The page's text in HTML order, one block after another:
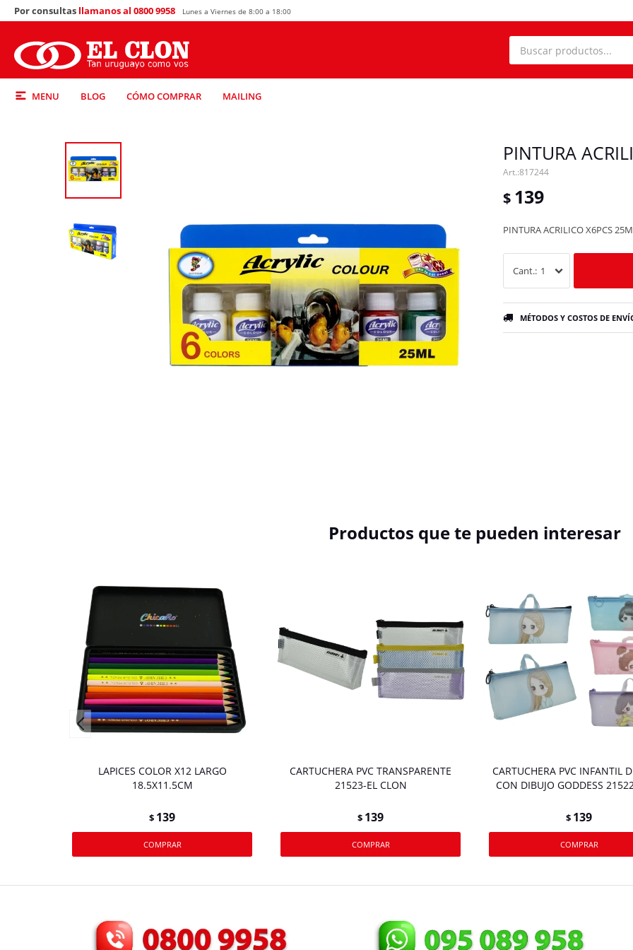
MENU BLOG CÓMO COMPRAR MAILING
Por consultas llamanos al 0800 9958 Lunes a Viernes de 8:00 a 18:00
PINTURA
817244
$ 139
PINTURA ACRILICO X6PCS
1
MÉTODOS Y COSTOS DE
Productos que te pueden interesar
LAPICES COLOR X12 LARGO
18.5X11.5CM
$ 139
CARTUCHERA PVC TRANSPARENTE
21523-EL CLON
$ 139
CARTUCHERA PVC INFANTIL
CON DIBUJO GODDESS
$ 139